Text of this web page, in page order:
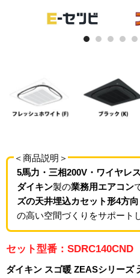
＜商品説明＞
5馬力・三相200V・ワイヤレス
ダイキン製の業務用エアコン
ズの天井埋込カセット形4方向
の高い空間づくりをサポート
セット型番：SDRC140CND
ダイキン スゴ暖 ZEASシリーズ